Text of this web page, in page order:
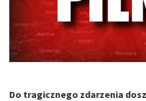
Do tragicznego zdarzenia